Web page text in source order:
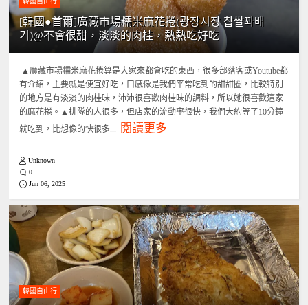
[韓國●首爾]廣藏市場糯米麻花捲(광장시장 찹쌀꽈배
기)@不會很甜，淡淡的肉桂，熱熱吃好吃
▲廣藏市場糯米麻花捲算是大家來都會吃的東西，很多部落客或Youtube都
有介紹，主要就是便宜好吃，口感像是我們平常吃到的甜甜圈，比較特別
的地方是有淡淡的肉桂味，沛沛很喜歡肉桂味的調料，所以她很喜歡這家
的麻花捲。▲排隊的人很多，但店家的流動率很快，我們大約等了10分鐘
就吃到，比想像的快很多...
閱讀更多
Unknown
0
Jun 06, 2025
韓國自由行